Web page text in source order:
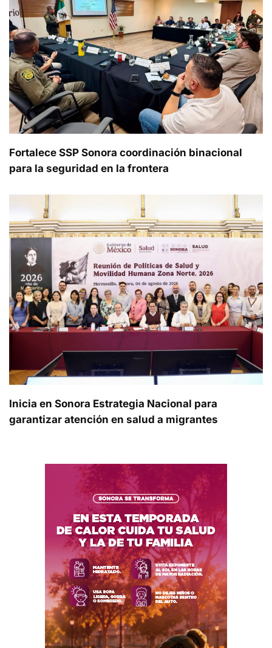
Fortalece SSP Sonora coordinación binacional
para la seguridad en la frontera
Inicia en Sonora Estrategia Nacional para
garantizar atención en salud a migrantes